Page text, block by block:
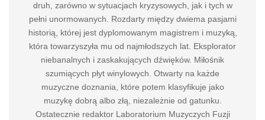
druh, zarówno w sytuacjach kryzysowych, jak i tych w
pełni unormowanych. Rozdarty między dwiema pasjami
historią, której jest dyplomowanym magistrem i muzyką,
która towarzyszyła mu od najmłodszych lat. Eksplorator
niebanalnych i zaskakujących dźwięków. Miłośnik
szumiących płyt winylowych. Otwarty na każde
muzyczne doznania, które potem klasyfikuje jako
muzykę dobrą albo złą, niezależnie od gatunku.
Ostatecznie redaktor Laboratorium Muzyczych Fuzji